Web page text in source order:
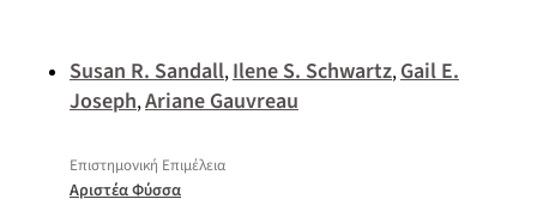
Susan R. Sandall,Ilene S. Schwartz,Gail E.
Joseph,Ariane Gauvreau
Επιστημονική Επιμέλεια
Αριστέα Φύσσα